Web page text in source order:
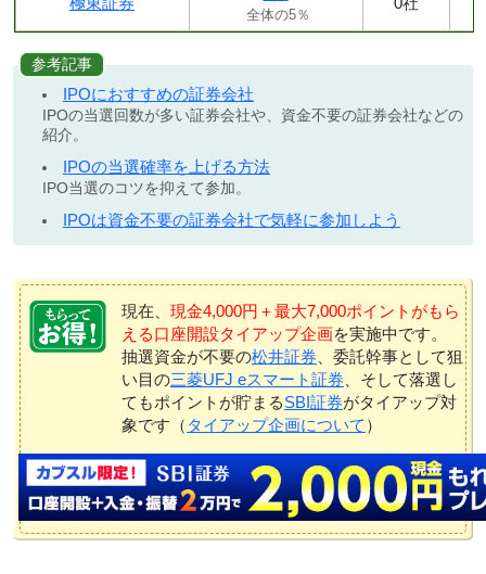
全体の5％
参考記事
IPOにおすすめの証券会社
IPOの当選回数が多い証券会社や、資金不要の証券会社などの
紹介。
IPOの当選確率を上げる方法
IPO当選のコツを抑えて参加。
IPOは資金不要の証券会社で気軽に参加しよう
現在、 現金4,000円＋最大7,000ポイントがもら
える口座開設タイアップ企画を実施中です。
抽選資金が不要の松井証券 、委託幹事として狙
い目の三菱UFJ eスマート証券 、そして落選し
てもポイントが貯まるSBI証券がタイアップ対
象です（ タイアップ企画について ）